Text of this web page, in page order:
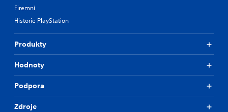
Firemní
Historie PlayStation
Produkty
Hodnoty
Podpora
Zdroje